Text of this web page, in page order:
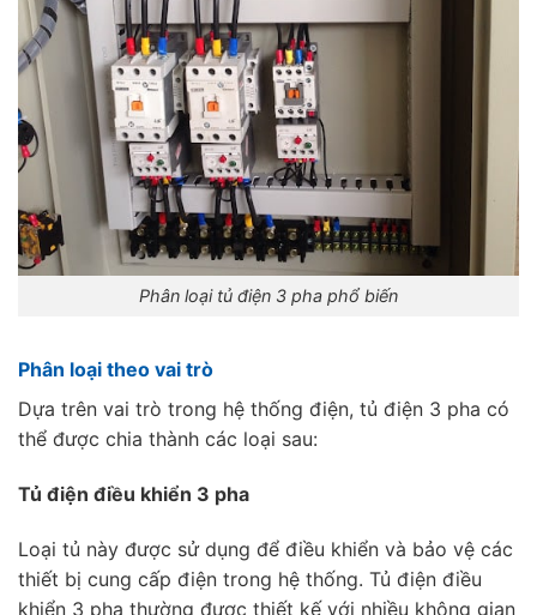
Phân loại tủ điện 3 pha phổ biến
Phân loại theo vai trò
Dựa trên vai trò trong hệ thống điện, tủ điện 3 pha có
thể được chia thành các loại sau:
Tủ điện điều khiển 3 pha
Loại tủ này được sử dụng để điều khiển và bảo vệ các
thiết bị cung cấp điện trong hệ thống. Tủ điện điều
khiển 3 pha thường được thiết kế với nhiều không gian